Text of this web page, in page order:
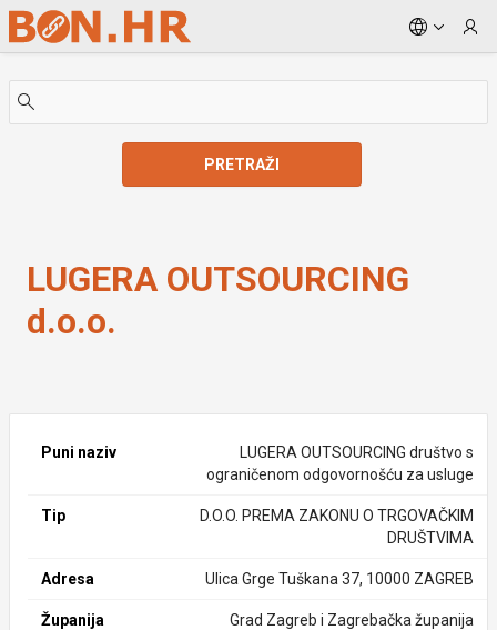
Skip to Main Content
PRETRAŽI
LUGERA OUTSOURCING
d.o.o.
Puni naziv
LUGERA OUTSOURCING društvo s
ograničenom odgovornošću za usluge
Tip
D.O.O. PREMA ZAKONU O TRGOVAČKIM
DRUŠTVIMA
Adresa Ulica Grge Tuškana 37, 10000 ZAGREB
Županija Grad Zagreb i Zagrebačka županija